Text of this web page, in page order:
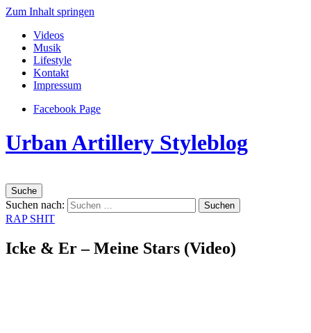
Zum Inhalt springen
Videos
Musik
Lifestyle
Kontakt
Impressum
Facebook Page
Urban Artillery Styleblog
Suche
Suchen nach:
RAP SHIT
Icke & Er – Meine Stars (Video)